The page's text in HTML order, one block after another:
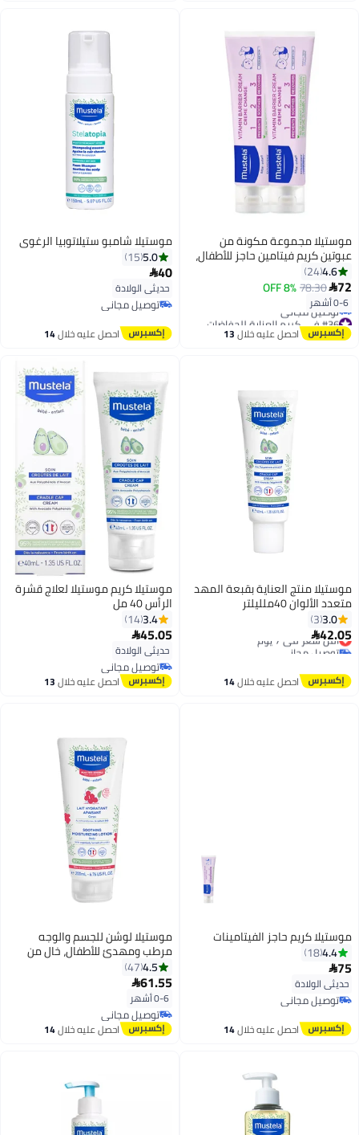
موستيلا مجموعة مكونة من
عبوتين كريم فيتامين حاجز للأطفال،
50 مل4.6
24
72
78.30
8% OFF
0-6 أشهر
#36 في كريم العناية للحفاضات
أقل سعر في 30 يوم
توصيل مجاني
احصل عليه خلال13
موستيلا شامبو ستيلاتوبيا الرغوي
5.0
15
40
حديثي الولادة
توصيل مجاني
احصل عليه خلال14
موستيلا منتج العناية بقبعة المهد
متعدد الألوان 40ملليلتر
3.0
3
42.05
أقل سعر في 7 يوم
توصيل مجاني
أقل سعر في 7 يوم
احصل عليه خلال14
موستيلا كريم موستيلا لعلاج قشرة
الرأس 40 مل
3.4
14
45.05
حديثي الولادة
توصيل مجاني
توصيل مجانياحصل عليه خلال13
موستيلا كريم حاجز الفيتامينات
4.4
18
75
حديثي الولادة
توصيل مجاني
توصيل مجاني
احصل عليه خلال14
موستيلا لوشن للجسم والوجه
مرطب ومهدئ للأطفال، خالٍ من
العطور، مناسب للبشرة الحساسة -
سعة 200 مل
4.5
47
61.55
0-6 أشهر
توصيل مجاني
توصيل مجانياحصل عليه خلال14